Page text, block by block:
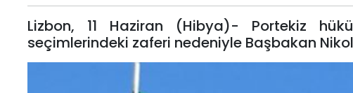
Kültür
Sanat
Lizbon, 11 Haziran (Hibya)- Portekiz
seçimlerindeki zaferi nedeniyle Başbakan